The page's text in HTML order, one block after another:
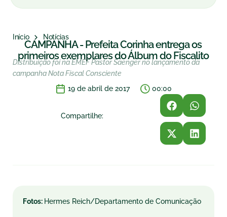
Início Notícias
CAMPANHA - Prefeita Corinha entrega os
primeiros exemplares do Álbum do Fiscalito
Distribuição foi na EMEF Pastor Saenger no lançamento da
campanha Nota Fiscal Consciente
19 de abril de 2017
00:00
Compartilhe:
Fotos: Hermes Reich/Departamento de Comunicação